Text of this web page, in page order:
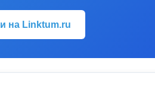
на Linktum.ru